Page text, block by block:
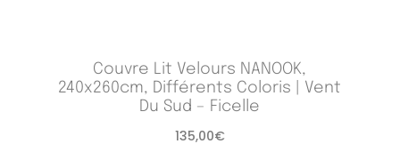
Couvre Lit Velours NANOOK,
240x260cm, Différents Coloris | Vent
Du Sud – Ficelle
135,00€